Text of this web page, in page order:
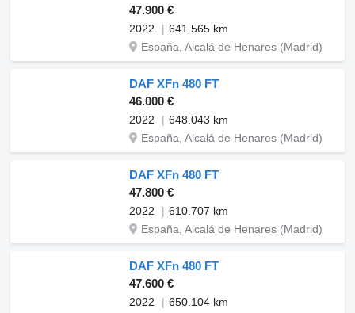
47.900 €
2022
641.565 km
España, Alcalá de Henares (Madrid)
DAF XFn 480 FT
46.000 €
2022
648.043 km
España, Alcalá de Henares (Madrid)
DAF XFn 480 FT
47.800 €
2022
610.707 km
España, Alcalá de Henares (Madrid)
DAF XFn 480 FT
47.600 €
2022
650.104 km